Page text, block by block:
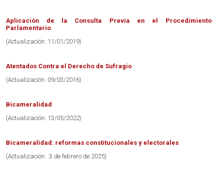
Aplicación de la Consulta Previa en el Procedimiento
Parlamentario
(Actualización: 11/01/2019)
Atentados Contra el Derecho de Sufragio
(Actualización: 09/03/2016)
Bicameralidad
(Actualización: 13/05/2022)
Bicameralidad: reformas constitucionales y electorales
(Actualización: 3 de febrero de 2025)